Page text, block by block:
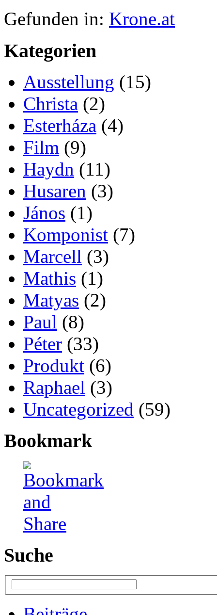
Gefunden in: Krone.at
Kategorien
Ausstellung (15)
Christa (2)
Esterháza (4)
Film (9)
Haydn (11)
Husaren (3)
János (1)
Komponist (7)
Marcell (3)
Mathis (1)
Matyas (2)
Paul (8)
Péter (33)
Produkt (6)
Raphael (3)
Uncategorized (59)
Bookmark
Suche